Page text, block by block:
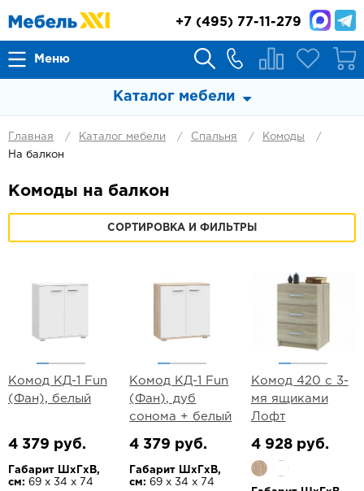
Меню
+7 (495) 77-11-279
Каталог мебели
Главная Каталог мебели Спальня
Комоды
На балкон
Комоды на балкон
СОРТИРОВКА И ФИЛЬТРЫ
Комод КД-1 Fun
(Фан), белый
4 379 руб.
Габарит ШхГхВ,
см: 69 х 34 х 74
Комод КД-1 Fun
(Фан), дуб
сонома + белый
4 379 руб.
Габарит ШхГхВ,
см: 69 х 34 х 74
Комод 420 с 3-
мя ящиками
Лофт
4 928 руб.